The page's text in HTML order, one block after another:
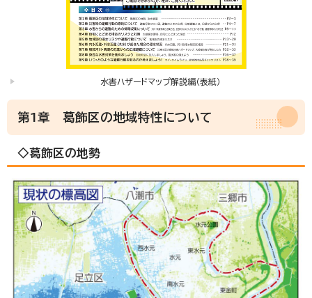
水害ハザードマップ解説編（表紙）
第1章 葛飾区の地域特性について
◇葛飾区の地勢